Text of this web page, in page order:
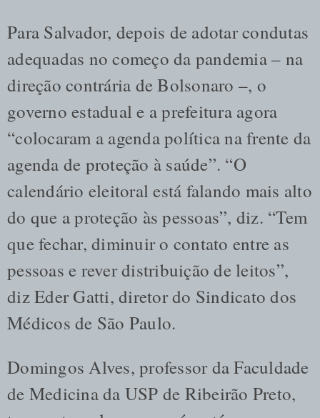
Para Salvador, depois de adotar condutas
adequadas no começo da pandemia – na
direção contrária de Bolsonaro –, o
governo estadual e a prefeitura agora
“colocaram a agenda política na frente da
agenda de proteção à saúde”. “O
calendário eleitoral está falando mais alto
do que a proteção às pessoas”, diz. “Tem
que fechar, diminuir o contato entre as
pessoas e rever distribuição de leitos”,
diz Eder Gatti, diretor do Sindicato dos
Médicos de São Paulo.
Domingos Alves, professor da Faculdade
de Medicina da USP de Ribeirão Preto,